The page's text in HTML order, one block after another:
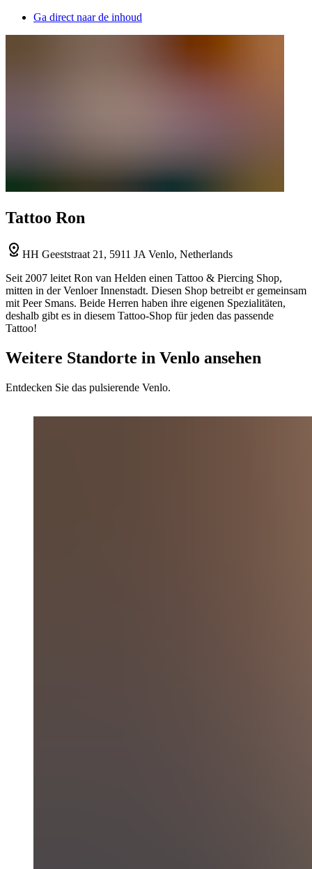
Ga direct naar de inhoud
Tattoo Ron
HH Geeststraat 21, 5911 JA Venlo, Netherlands
Seit 2007 leitet Ron van Helden einen Tattoo & Piercing Shop,
mitten in der Venloer Innenstadt. Diesen Shop betreibt er gemeinsam
mit Peer Smans. Beide Herren haben ihre eigenen Spezialitäten,
deshalb gibt es in diesem Tattoo-Shop für jeden das passende
Tattoo!
Weitere Standorte in Venlo ansehen
Entdecken Sie das pulsierende Venlo.